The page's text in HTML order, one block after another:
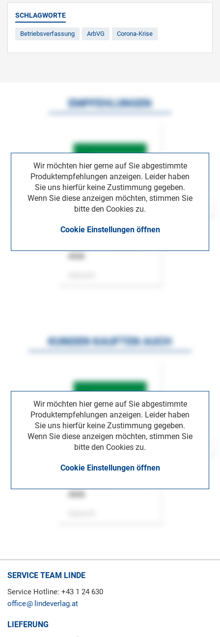
SCHLAGWORTE
Betriebsverfassung ArbVG Corona-Krise
Wir möchten hier gerne auf Sie abgestimmte
Produktempfehlungen anzeigen. Leider haben
Sie uns hierfür keine Zustimmung gegeben.
Wenn Sie diese anzeigen möchten, stimmen Sie
bitte den Cookies zu.
Cookie Einstellungen öffnen
EMPFEHLUNGEN
Wir möchten hier gerne auf Sie abgestimmte
Produktempfehlungen anzeigen. Leider haben
Sie uns hierfür keine Zustimmung gegeben.
Wenn Sie diese anzeigen möchten, stimmen Sie
bitte den Cookies zu.
Cookie Einstellungen öffnen
KUNDEN KAUFTEN AUCH
SERVICE TEAM LINDE
Service Hotline: +43 1 24 630
office
lindeverlag.at
LIEFERUNG